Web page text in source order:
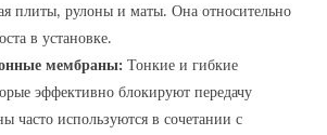
плиты‚ рулоны и маты. Она относительно
в установке.
мембраны: Тонкие и гибкие
эффективно блокируют передачу
часто используются в сочетании с